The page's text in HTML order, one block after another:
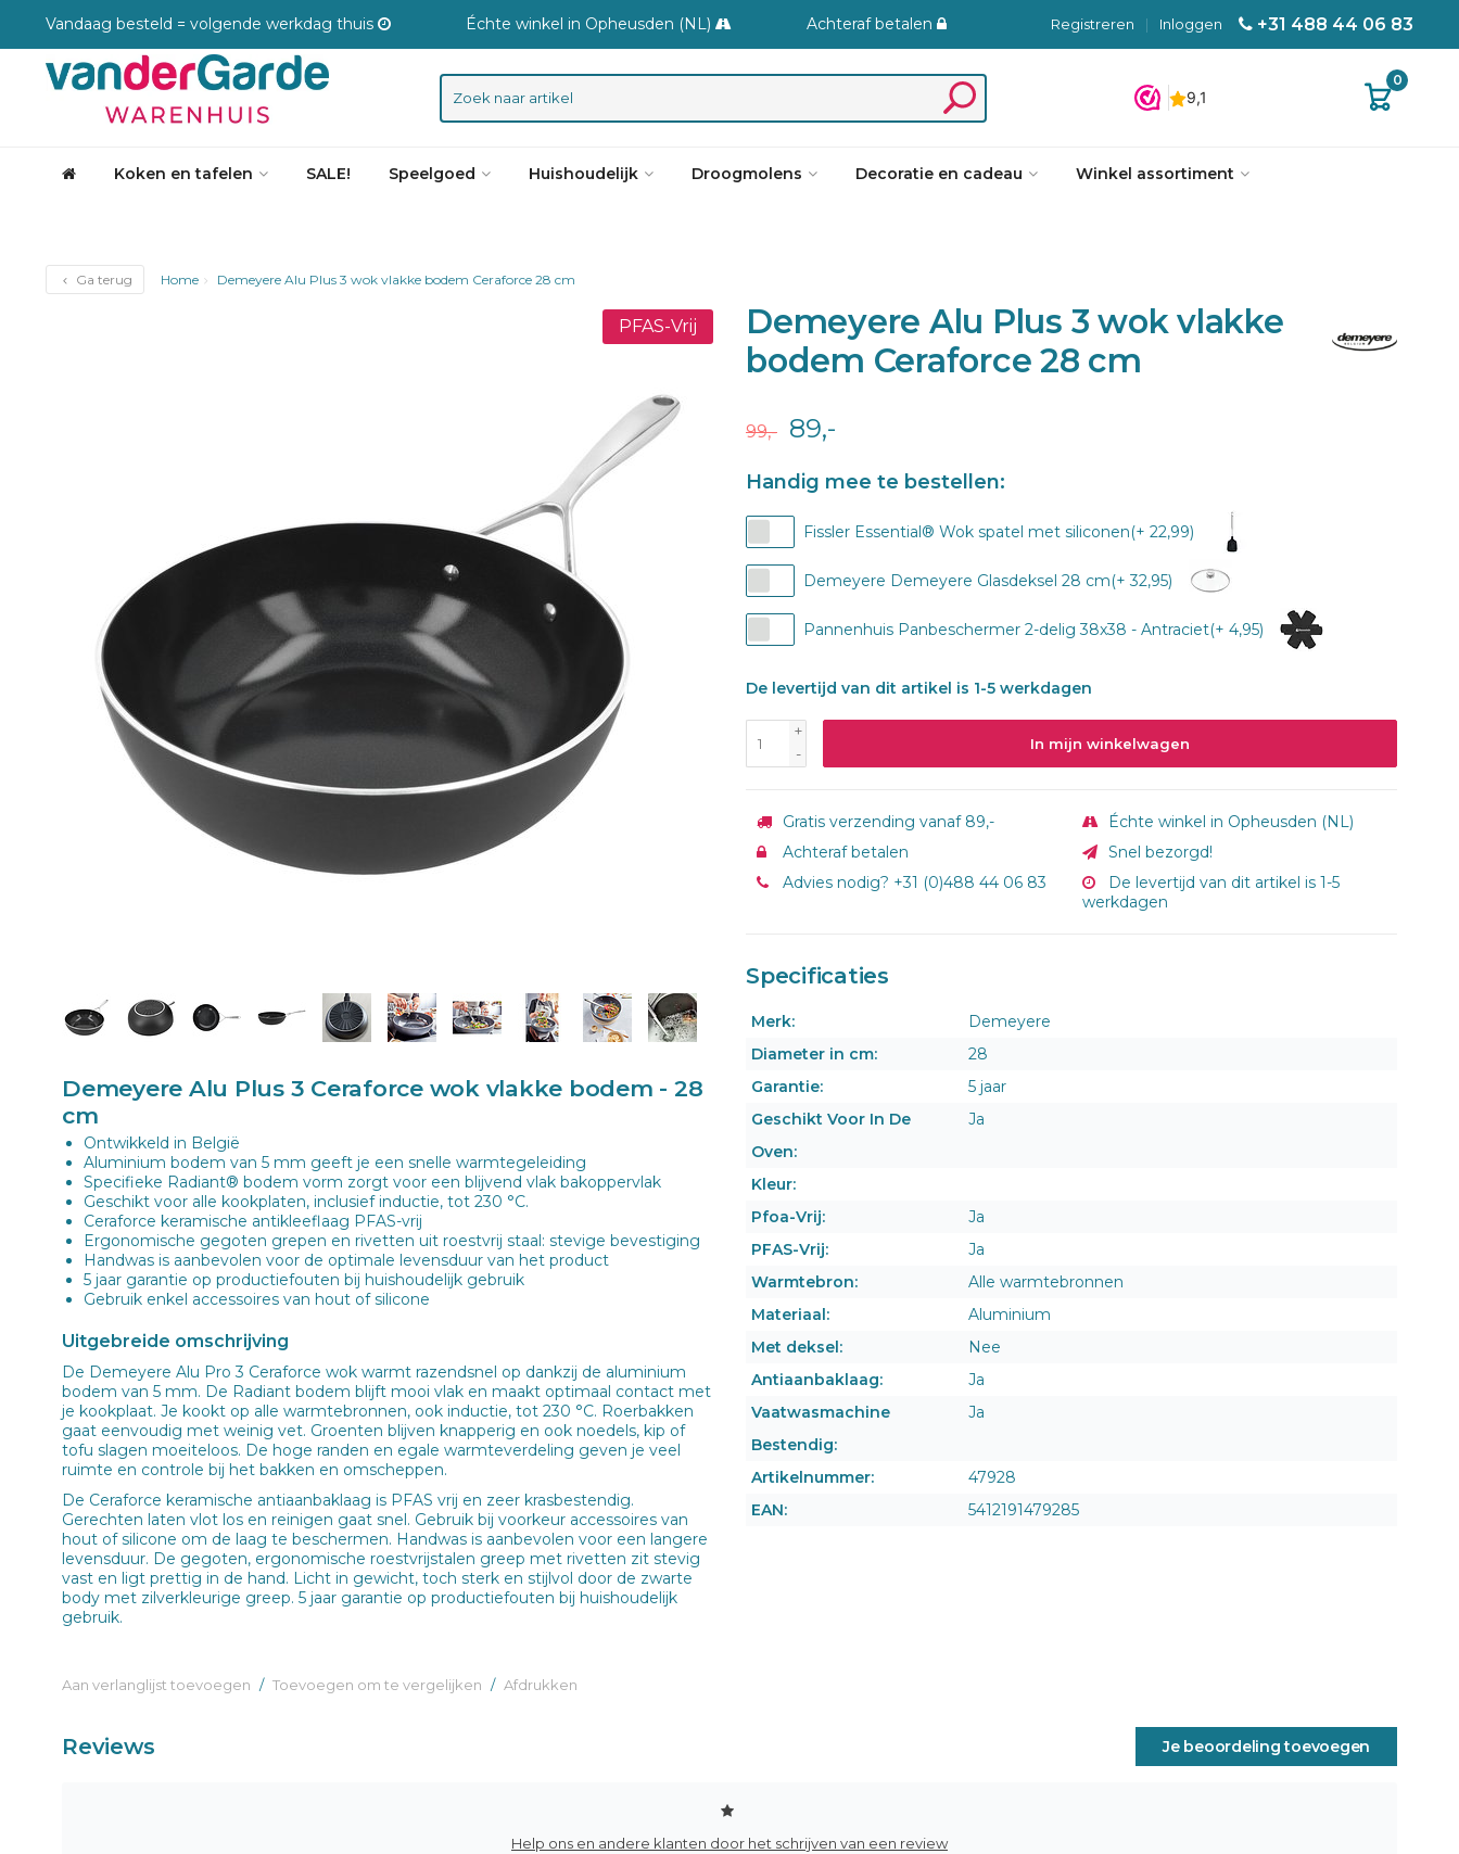
Vandaag besteld = volgende werkdag thuis Échte winkel in Opheusden (NL) Achteraf betalen +31 488 44 06 83
Inloggen
|
Registreren
0
Koken en tafelen SALE! Speelgoed Huishoudelijk Droogmolens Decoratie en cadeau Winkel assortiment
Ga terug Home Demeyere Alu Plus 3 wok vlakke bodem Ceraforce 28 cm
PFAS-Vrij
Demeyere Alu Plus 3 Ceraforce wok vlakke bodem - 28
cm
Ontwikkeld in België
Aluminium bodem van 5 mm geeft je een snelle warmtegeleiding
Specifieke Radiant® bodem vorm zorgt voor een blijvend vlak bakoppervlak
Geschikt voor alle kookplaten, inclusief inductie, tot 230 °C.
Ceraforce keramische antikleeflaag PFAS-vrij
Ergonomische gegoten grepen en rivetten uit roestvrij staal: stevige bevestiging
Handwas is aanbevolen voor de optimale levensduur van het product
5 jaar garantie op productiefouten bij huishoudelijk gebruik
Gebruik enkel accessoires van hout of silicone
Uitgebreide omschrijving
De Demeyere Alu Pro 3 Ceraforce wok warmt razendsnel op dankzij de aluminium
bodem van 5 mm. De Radiant bodem blijft mooi vlak en maakt optimaal contact met
je kookplaat. Je kookt op alle warmtebronnen, ook inductie, tot 230 °C. Roerbakken
gaat eenvoudig met weinig vet. Groenten blijven knapperig en ook noedels, kip of
tofu slagen moeiteloos. De hoge randen en egale warmteverdeling geven je veel
ruimte en controle bij het bakken en omscheppen.
De Ceraforce keramische antiaanbaklaag is PFAS vrij en zeer krasbestendig.
Gerechten laten vlot los en reinigen gaat snel. Gebruik bij voorkeur accessoires van
hout of silicone om de laag te beschermen. Handwas is aanbevolen voor een langere
levensduur. De gegoten, ergonomische roestvrijstalen greep met rivetten zit stevig
vast en ligt prettig in de hand. Licht in gewicht, toch sterk en stijlvol door de zwarte
body met zilverkleurige greep. 5 jaar garantie op productiefouten bij huishoudelijk
gebruik.
Aan verlanglijst toevoegen / Toevoegen om te vergelijken / Afdrukken
Demeyere Alu Plus 3 wok vlakke
bodem Ceraforce 28 cm
99,- 89,-
Handig mee te bestellen:
Fissler Essential® Wok spatel met siliconen(+ 22,99)
Demeyere Demeyere Glasdeksel 28 cm(+ 32,95)
Pannenhuis Panbeschermer 2-delig 38x38 - Antraciet(+ 4,95)
De levertijd van dit artikel is 1-5 werkdagen
+
-
In mijn winkelwagen
Gratis verzending vanaf 89,-
Échte winkel in Opheusden (NL)
Achteraf betalen
Snel bezorgd!
Advies nodig? +31 (0)488 44 06 83
De levertijd van dit artikel is 1-5
werkdagen
Specificaties
Merk:
Demeyere
Diameter in cm:
28
Garantie:
5 jaar
Geschikt Voor In De
Oven:
Ja
Kleur:
Pfoa-Vrij:
Ja
PFAS-Vrij:
Ja
Warmtebron:
Alle warmtebronnen
Materiaal:
Aluminium
Met deksel:
Nee
Antiaanbaklaag:
Ja
Vaatwasmachine
Bestendig:
Ja
Artikelnummer:
47928
EAN:
5412191479285
Reviews Je beoordeling toevoegen
Help ons en andere klanten door het schrijven van een review